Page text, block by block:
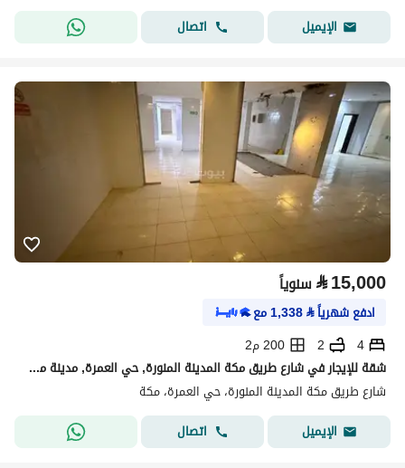
الإيميل
اتصال
⃁15,000 سنوياً
ادفع شهرياً⃁
1,338مع
4
2
200 م2
شقة للإيجار في شارع طريق مكة المدينة المنورة, حي العمرة, مدينة مكه المكرمه, منطقة مكة المكرمة
شارع طريق مكة المدينة المنورة، حي العمرة، مكة
الإيميل
اتصال